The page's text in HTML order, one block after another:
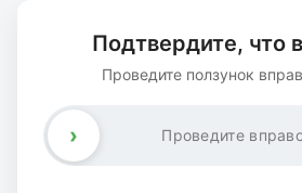
Подтвердите, что
Проведите ползунок
Проведите
›